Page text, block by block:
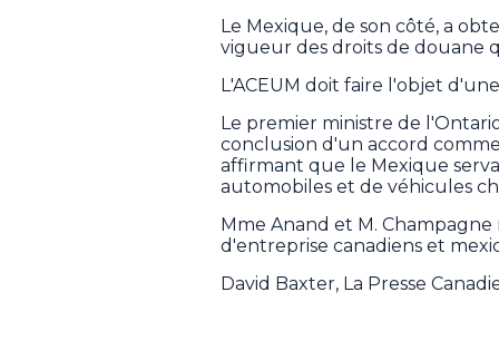
Le Mexique, de son côté, a
vigueur des droits de douane
L'ACEUM doit faire l'objet
Le premier ministre de
conclusion d'un accord
affirmant que le Mexique
automobiles et de véhicules
Mme Anand et M.
d'entreprise canadiens et
David Baxter, La Presse